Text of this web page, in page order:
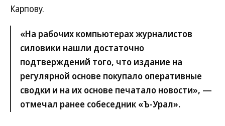
Карпову.
«На рабочих компьютерах журналистов
силовики нашли достаточно
подтверждений того, что издание на
регулярной основе покупало оперативные
сводки и на их основе печатало новости», —
отмечал ранее собеседник «Ъ-Урал».